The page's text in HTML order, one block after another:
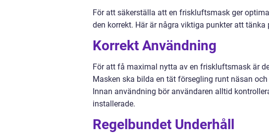
För att säkerställa att en friskluftsmask ger
den korrekt. Här är några viktiga punkter att tänka
Korrekt Användning
För att få maximal nytta av en friskluftsmask är
Masken ska bilda en tät försegling runt näsan
Innan användning bör användaren alltid
installerade.
Regelbundet Underhåll